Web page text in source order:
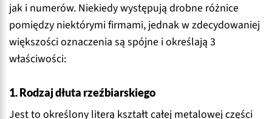
jak i numerów. Niekiedy występują drobne różnice
pomiędzy niektórymi firmami, jednak w zdecydowaniej
większości oznaczenia są spójne i określają 3
właściwości:
1. Rodzaj dłuta rzeźbiarskiego
Jest to określony literą kształt całej metalowej części